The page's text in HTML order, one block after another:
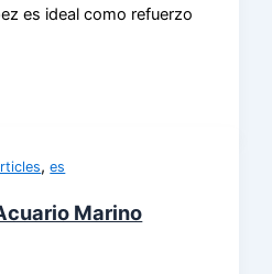
es ideal como refuerzo
,es
Marino